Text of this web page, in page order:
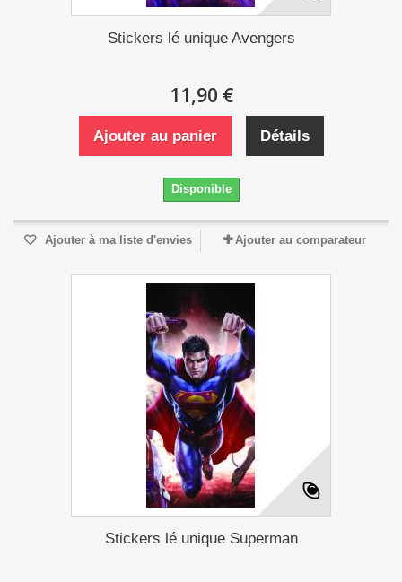
Stickers lé unique Avengers
11,90 €
Ajouter au panier Détails
Disponible
Ajouter à ma liste d'envies Ajouter au comparateur
Stickers lé unique Superman